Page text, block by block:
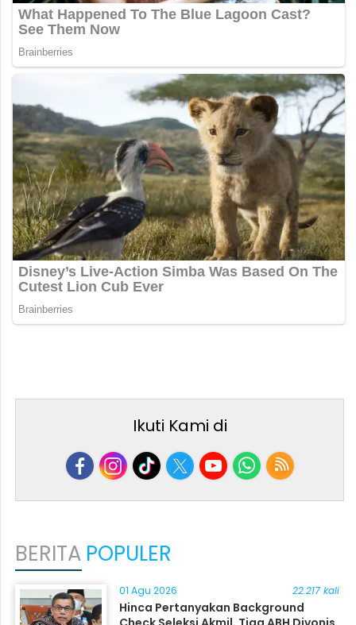
Ikuti Kami di
BERITA POPULER
01 Agu 2026 22.217 kali
Hinca Pertanyakan Background